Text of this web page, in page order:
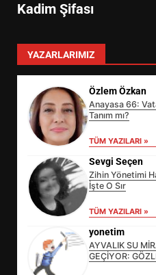
Kadim Şifası
YAZARLARIMIZ
Özlem Özkan
Anayasa 66:
Tanım mı?
TÜM YAZILARI »
Sevgi Seçen
Zihin Yönetimi
İşte O Sır
TÜM YAZILARI »
yonetim
AYVALIK SU
GEÇİYOR:
EİB’DE